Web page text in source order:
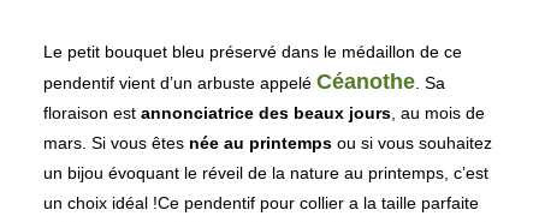
Le petit bouquet bleu préservé dans le médaillon de ce
pendentif vient d’un arbuste appelé Céanothe. Sa
floraison est annonciatrice des beaux jours, au mois de
mars. Si vous êtes née au printemps ou si vous souhaitez
un bijou évoquant le réveil de la nature au printemps, c’est
un choix idéal !Ce pendentif pour collier a la taille parfaite